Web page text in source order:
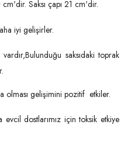
Saksı çapı 21 cm'dir.
iyi gelişirler.
saksıdaki toprak
olması gelişimini pozitif etkiler.
dostlarımız için toksik etkiye